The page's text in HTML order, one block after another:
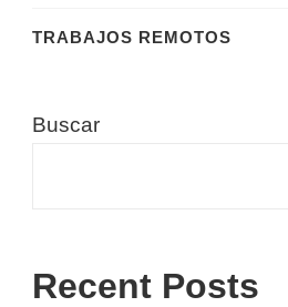
TRABAJOS REMOTOS
Buscar
Recent Posts